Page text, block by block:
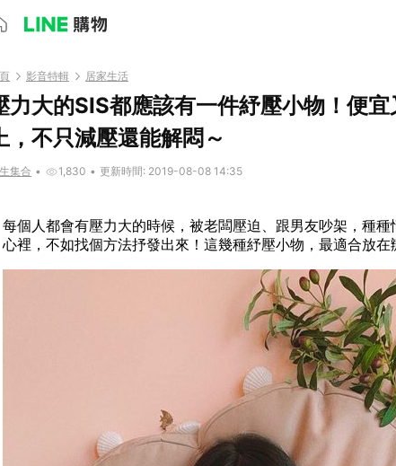
影音特輯 居家生活
力大的SIS都應該有一件紓壓小物！便
，不只減壓還能解悶～
集合 • 1,830 • 更新時間: 2019-08-08 14:35
每個人都會有壓力大的時候，被老闆壓迫、跟男友吵架，種
心裡，不如找個方法抒發出來！這幾種紓壓小物，最適合放在